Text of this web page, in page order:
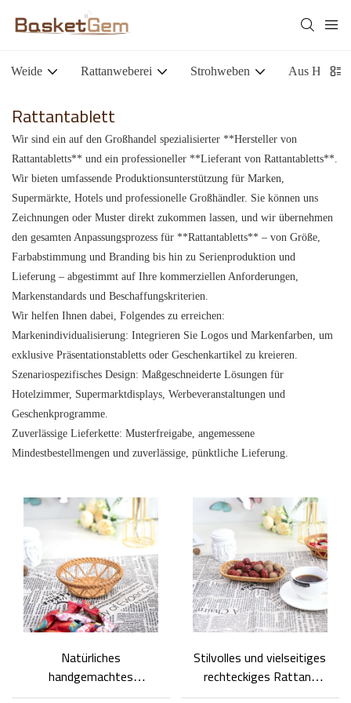
Weide Rattanweberei Strohweben Aus Holz
Rattantablett
Wir sind ein auf den Großhandel spezialisierter **Hersteller von
Rattantabletts** und ein professioneller **Lieferant von Rattantabletts**.
Wir bieten umfassende Produktionsunterstützung für Marken,
Supermärkte, Hotels und professionelle Großhändler. Sie können uns
Zeichnungen oder Muster direkt zukommen lassen, und wir übernehmen
den gesamten Anpassungsprozess für **Rattantabletts** – von Größe,
Farbabstimmung und Branding bis hin zu Serienproduktion und
Lieferung – abgestimmt auf Ihre kommerziellen Anforderungen,
Markenstandards und Beschaffungskriterien.
Wir helfen Ihnen dabei, Folgendes zu erreichen:
Markenindividualisierung: Integrieren Sie Logos und Markenfarben, um
exklusive Präsentationstabletts oder Geschenkartikel zu kreieren.
Szenariospezifisches Design: Maßgeschneiderte Lösungen für
Hotelzimmer, Supermarktdisplays, Werbeveranstaltungen und
Geschenkprogramme.
Zuverlässige Lieferkette: Musterfreigabe, angemessene
Mindestbestellmengen und zuverlässige, pünktliche Lieferung.
Natürliches
handgemachtes
Rattantablett
Stilvolles und vielseitiges
rechteckiges Rattan-
Schreibtisch-Ablagefach,